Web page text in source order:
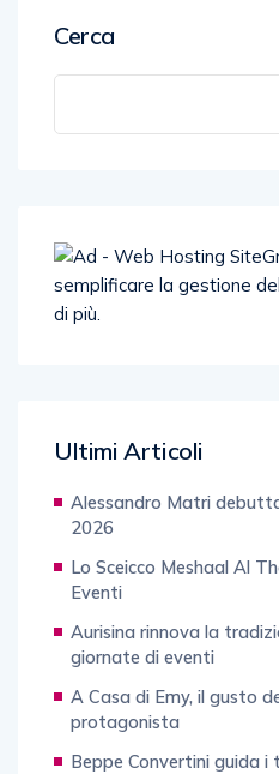
Cerca
Ultimi Articoli
Alessandro Matri
2026
Lo Sceicco Meshaal Al
Eventi
Aurisina rinnova la
giornate di eventi
A Casa di Emy, il gusto
protagonista
Beppe Convertini guida